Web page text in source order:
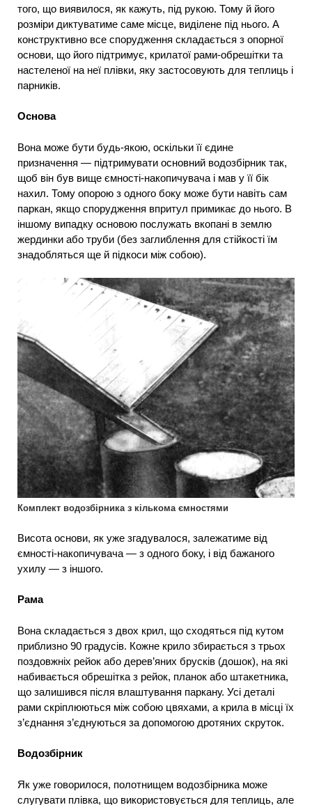
того, що виявилося, як кажуть, під рукою. Тому й його
розміри диктуватиме саме місце, виділене під нього. А
конструктивно все спорудження складається з опорної
основи, що його підтримує, крилатої рами-обрешітки та
настеленої на неї плівки, яку застосовують для теплиць і
парників.
Основа
Вона може бути будь-якою, оскільки її єдине
призначення — підтримувати основний водозбірник так,
щоб він був вище ємності-накопичувача і мав у її бік
нахил. Тому опорою з одного боку може бути навіть сам
паркан, якщо спорудження впритул примикає до нього. В
іншому випадку основою послужать вкопані в землю
жердинки або труби (без заглиблення для стійкості їм
знадобляться ще й підкоси між собою).
Комплект водозбірника з кількома ємностями
Висота основи, як уже згадувалося, залежатиме від
ємності-накопичувача — з одного боку, і від бажаного
ухилу — з іншого.
Рама
Вона складається з двох крил, що сходяться під кутом
приблизно 90 градусів. Кожне крило збирається з трьох
поздовжніх рейок або дерев’яних брусків (дошок), на які
набивається обрешітка з рейок, планок або штакетника,
що залишився після влаштування паркану. Усі деталі
рами скріплюються між собою цвяхами, а крила в місці їх
з’єднання з’єднуються за допомогою дротяних скруток.
Водозбірник
Як уже говорилося, полотнищем водозбірника може
слугувати плівка, що використовується для теплиць, але